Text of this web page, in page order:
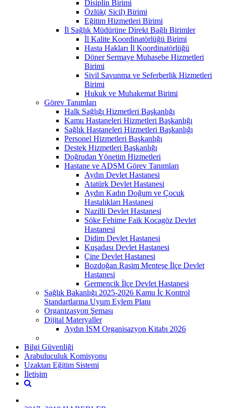
Disiplin Birimi
Özlük( Sicil) Birimi
Eğitim Hizmetleri Birimi
İl Sağlık Müdürüne Direkt Bağlı Birimler
İl Kalite Koordinatörlüğü Birimi
Hasta Hakları İl Koordinatörlüğü
Döner Sermaye Muhasebe Hizmetleri
Birimi
Sivil Savunma ve Seferberlik Hizmetleri
Birimi
Hukuk ve Muhakemat Birimi
Görev Tanımları
Halk Sağlığı Hizmetleri Başkanlığı
Kamu Hastaneleri Hizmetleri Başkanlığı
Sağlık Hastaneleri Hizmetleri Başkanlığı
Personel Hizmetleri Başkanlığı
Destek Hizmetleri Başkanlığı
Doğrudan Yönetim Hizmetleri
Hastane ve ADSM Görev Tanımları
Aydın Devlet Hastanesi
Atatürk Devlet Hastanesi
Aydın Kadın Doğum ve Çocuk
Hastalıkları Hastanesi
Nazilli Devlet Hastanesi
Söke Fehime Faik Kocagöz Devlet
Hastanesi
Didim Devlet Hastanesi
Kuşadası Devlet Hastanesi
Çine Devlet Hastanesi
Bozdoğan Rasim Menteşe İlçe Devlet
Hastanesi
Germencik İlçe Devlet Hastanesi
Sağlık Bakanlığı 2025-2026 Kamu İç Kontrol
Standartlarına Uyum Eylem Planı
Organizasyon Şeması
Dijital Materyaller
Aydın İSM Organisazyon Kitabı 2026
Bilgi Güvenliği
Arabuluculuk Komisyonu
Uzaktan Eğitim Sistemi
İletişim